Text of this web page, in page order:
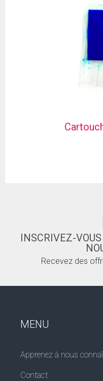
INSCRIVEZ-
Recevez des
MENU
Apprenez à nous
Contact